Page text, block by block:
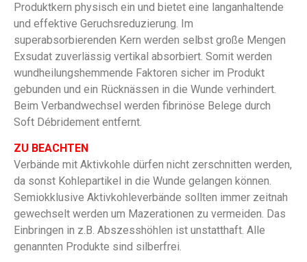
Produktkern physisch ein und bietet eine langanhaltende
und effektive Geruchsreduzierung. Im
superabsorbierenden Kern werden selbst große Mengen
Exsudat zuverlässig vertikal absorbiert. Somit werden
wundheilungshemmende Faktoren sicher im Produkt
gebunden und ein Rücknässen in die Wunde verhindert.
Beim Verbandwechsel werden fibrinöse Belege durch
Soft Débridement entfernt.
ZU BEACHTEN
Verbände mit Aktivkohle dürfen nicht zerschnitten werden,
da sonst Kohlepartikel in die Wunde gelangen können.
Semiokklusive Aktivkohleverbände sollten immer zeitnah
gewechselt werden um Mazerationen zu vermeiden. Das
Einbringen in z.B. Abszesshöhlen ist unstatthaft. Alle
genannten Produkte sind silberfrei.